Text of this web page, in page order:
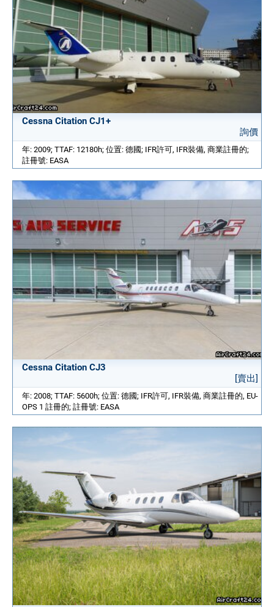
Cessna Citation CJ1+
詢價
年: 2009; TTAF: 12180h; 位置: 德國; IFR許可, IFR裝備, 商業註冊的;
註冊號: EASA
Cessna Citation CJ3
[賣出]
年: 2008; TTAF: 5600h; 位置: 德國; IFR許可, IFR裝備, 商業註冊的, EU-
OPS 1 註冊的; 註冊號: EASA